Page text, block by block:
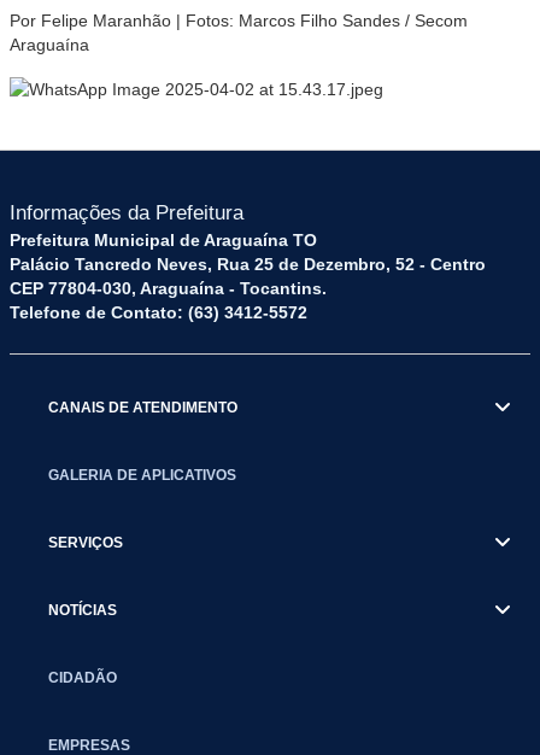
Por Felipe Maranhão | Fotos: Marcos Filho Sandes / Secom
Araguaína
Informações da Prefeitura
Prefeitura Municipal de Araguaína TO
Palácio Tancredo Neves, Rua 25 de Dezembro, 52 - Centro
CEP 77804-030, Araguaína - Tocantins.
Telefone de Contato: (63) 3412-5572
CANAIS DE ATENDIMENTO
GALERIA DE APLICATIVOS
SERVIÇOS
NOTÍCIAS
CIDADÃO
EMPRESAS